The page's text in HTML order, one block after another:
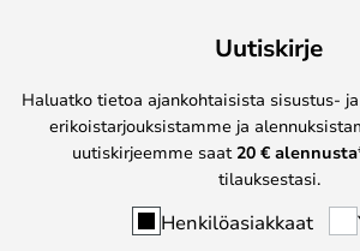
Uutiskirje
Haluatko tietoa ajankohtaisista sisustus-
erikoistarjouksistamme ja
uutiskirjeemme saat 20 €
tilauksestasi.
Henkilöasiakkaat